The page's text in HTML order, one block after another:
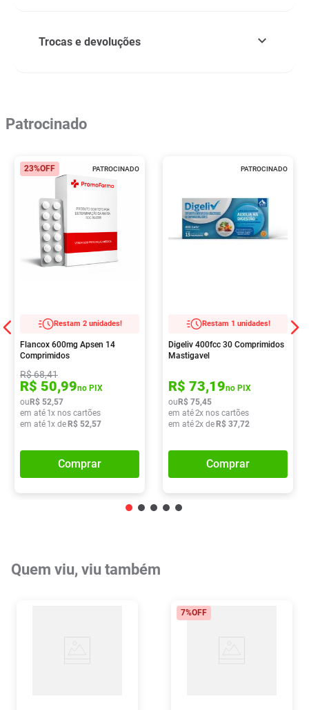
Trocas e devoluções
Patrocinado
PATROCINADO
23%OFF
Restam 2 unidades!
Flancox 600mg Apsen 14
Comprimidos
R$68,41
R$ 50,99no PIX
ou R$ 52,57
em até 1x nos cartões
em até 1x de R$ 52,57
Comprar
PATROCINADO
Restam 1 unidades!
Digeliv 400fcc 30 Comprimidos
Mastigavel
R$ 73,19no PIX
ou R$ 75,45
em até2x nos cartões
em até2x de R$ 37,72
Comprar
Quem viu, viu também
7%OFF